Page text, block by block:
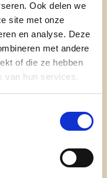
Ook delen we
site met onze
en analyse. Deze
met andere
of die ze hebben
van hun services.
dat.
oma van drie. Ze
vloeiend